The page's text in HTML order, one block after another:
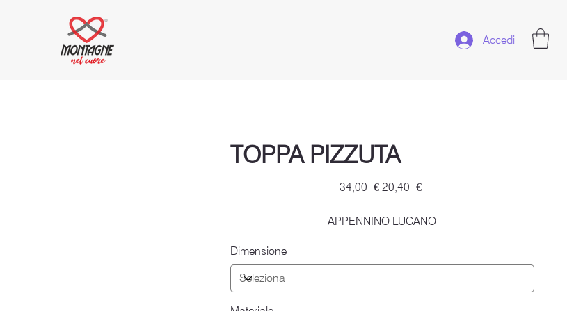
Accedi
TOPPA PIZZUTA
Prezzo
originale
34,00 € Prezzo
scontato
20,40 €
APPENNINO LUCANO
Dimensione